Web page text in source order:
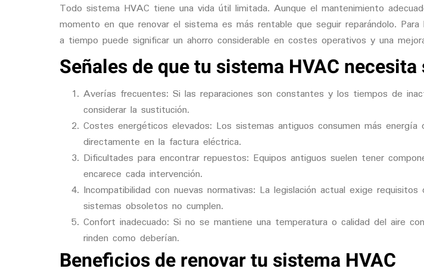
Todo sistema HVAC tiene una vida útil limitada. Aunque el mantenimiento
momento en que renovar el sistema es más rentable que seguir reparándolo.
a tiempo puede significar un ahorro considerable en costes operativos y una
Señales de que tu sistema HVAC
Averías frecuentes: Si las reparaciones son constantes y los tiempos de
considerar la sustitución.
Costes energéticos elevados: Los sistemas antiguos consumen más
directamente en la factura eléctrica.
Dificultades para encontrar repuestos: Equipos antiguos suelen tener
encarece cada intervención.
Incompatibilidad con nuevas normativas: La legislación actual exige
sistemas obsoletos no cumplen.
Confort inadecuado: Si no se mantiene una temperatura o calidad del aire
rinden como deberían.
Beneficios de renovar tu sistema HVAC